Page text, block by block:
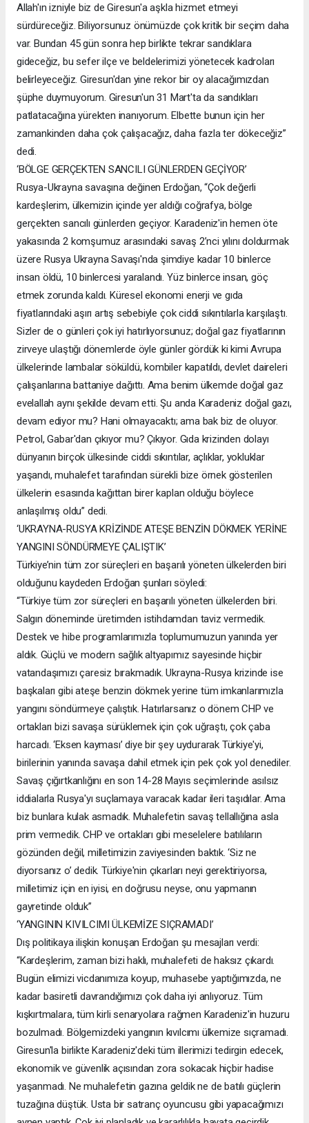
Allah'ın izniyle biz de Giresun'a aşkla hizmet etmeyi
sürdüreceğiz. Biliyorsunuz önümüzde çok kritik bir seçim daha
var. Bundan 45 gün sonra hep birlikte tekrar sandıklara
gideceğiz, bu sefer ilçe ve beldelerimizi yönetecek kadroları
belirleyeceğiz. Giresun'dan yine rekor bir oy alacağımızdan
şüphe duymuyorum. Giresun'un 31 Mart'ta da sandıkları
patlatacağına yürekten inanıyorum. Elbette bunun için her
zamankinden daha çok çalışacağız, daha fazla ter dökeceğiz”
dedi.
‘BÖLGE GERÇEKTEN SANCILI GÜNLERDEN GEÇİYOR’
Rusya-Ukrayna savaşına değinen Erdoğan, “Çok değerli
kardeşlerim, ülkemizin içinde yer aldığı coğrafya, bölge
gerçekten sancılı günlerden geçiyor. Karadeniz'in hemen öte
yakasında 2 komşumuz arasındaki savaş 2’nci yılını doldurmak
üzere Rusya Ukrayna Savaşı'nda şimdiye kadar 10 binlerce
insan öldü, 10 binlercesi yaralandı. Yüz binlerce insan, göç
etmek zorunda kaldı. Küresel ekonomi enerji ve gıda
fiyatlarındaki aşırı artış sebebiyle çok ciddi sıkıntılarla karşılaştı.
Sizler de o günleri çok iyi hatırlıyorsunuz; doğal gaz fiyatlarının
zirveye ulaştığı dönemlerde öyle günler gördük ki kimi Avrupa
ülkelerinde lambalar söküldü, kombiler kapatıldı, devlet daireleri
çalışanlarına battaniye dağıttı. Ama benim ülkemde doğal gaz
evelallah aynı şekilde devam etti. Şu anda Karadeniz doğal gazı,
devam ediyor mu? Hani olmayacaktı; ama bak biz de oluyor.
Petrol, Gabar'dan çıkıyor mu? Çıkıyor. Gıda krizinden dolayı
dünyanın birçok ülkesinde ciddi sıkıntılar, açlıklar, yokluklar
yaşandı, muhalefet tarafından sürekli bize örnek gösterilen
ülkelerin esasında kağıttan birer kaplan olduğu böylece
anlaşılmış oldu” dedi.
‘UKRAYNA-RUSYA KRİZİNDE ATEŞE BENZİN DÖKMEK YERİNE
YANGINI SÖNDÜRMEYE ÇALIŞTIK’
Türkiye’nin tüm zor süreçleri en başarılı yöneten ülkelerden biri
olduğunu kaydeden Erdoğan şunları söyledi:
“Türkiye tüm zor süreçleri en başarılı yöneten ülkelerden biri.
Salgın döneminde üretimden istihdamdan taviz vermedik.
Destek ve hibe programlarımızla toplumumuzun yanında yer
aldık. Güçlü ve modern sağlık altyapımız sayesinde hiçbir
vatandaşımızı çaresiz bırakmadık. Ukrayna-Rusya krizinde ise
başkaları gibi ateşe benzin dökmek yerine tüm imkanlarımızla
yangını söndürmeye çalıştık. Hatırlarsanız o dönem CHP ve
ortakları bizi savaşa sürüklemek için çok uğraştı, çok çaba
harcadı. ‘Eksen kayması’ diye bir şey uydurarak Türkiye'yi,
birilerinin yanında savaşa dahil etmek için pek çok yol denediler.
Savaş çığırtkanlığını en son 14-28 Mayıs seçimlerinde asılsız
iddialarla Rusya'yı suçlamaya varacak kadar ileri taşıdılar. Ama
biz bunlara kulak asmadık. Muhalefetin savaş tellallığına asla
prim vermedik. CHP ve ortakları gibi meselelere batılıların
gözünden değil, milletimizin zaviyesinden baktık. ‘Siz ne
diyorsanız o’ dedik. Türkiye'nin çıkarları neyi gerektiriyorsa,
milletimiz için en iyisi, en doğrusu neyse, onu yapmanın
gayretinde olduk”
‘YANGININ KIVILCIMI ÜLKEMİZE SIÇRAMADI’
Dış politikaya ilişkin konuşan Erdoğan şu mesajları verdi:
“Kardeşlerim, zaman bizi haklı, muhalefeti de haksız çıkardı.
Bugün elimizi vicdanımıza koyup, muhasebe yaptığımızda, ne
kadar basiretli davrandığımızı çok daha iyi anlıyoruz. Tüm
kışkırtmalara, tüm kirli senaryolara rağmen Karadeniz'in huzuru
bozulmadı. Bölgemizdeki yangının kıvılcımı ülkemize sıçramadı.
Giresun'la birlikte Karadeniz'deki tüm illerimizi tedirgin edecek,
ekonomik ve güvenlik açısından zora sokacak hiçbir hadise
yaşanmadı. Ne muhalefetin gazına geldik ne de batılı güçlerin
tuzağına düştük. Usta bir satranç oyuncusu gibi yapacağımızı